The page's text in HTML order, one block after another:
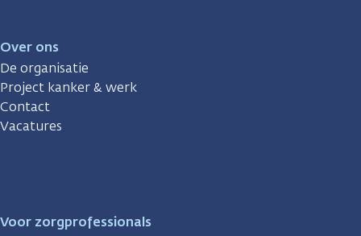
Over ons
De organisatie
Project kanker & werk
Contact
Vacatures
Voor zorgprofessionals